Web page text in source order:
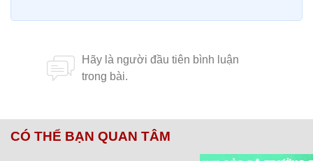
CÓ THỂ BẠN QUAN TÂM